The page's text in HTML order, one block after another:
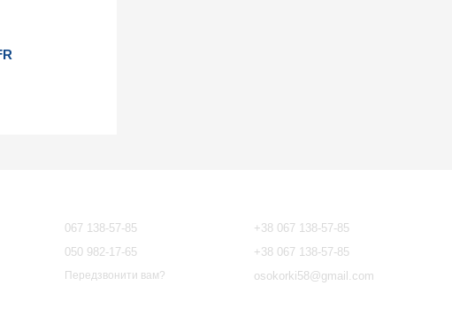
067 138-57-85
050 982-17-65
Передзвонити вам?
+38 067 138-57-85
+38 067 138-57-85
osokorki58@gmail.com